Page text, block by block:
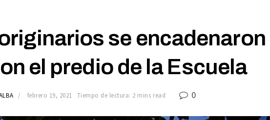
se encadenaron
el predio de la Escuela
febrero 19, 2021 Tiempo de lectura: 2 mins read 0